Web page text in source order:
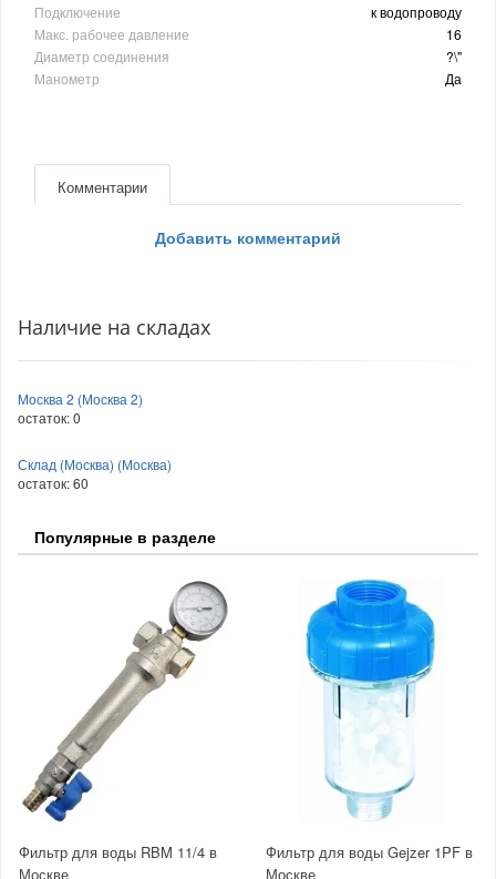
Подключение
к водопроводу
Макс. рабочее давление
16
Диаметр соединения
?\"
Манометр
Да
Комментарии
Добавить комментарий
Наличие на складах
Москва 2 (Москва 2)
остаток:0
Склад (Москва) (Москва)
остаток:60
Популярные в разделе
Фильтр для воды RBM 11/4 в
Москве
Фильтр для воды Gejzer 1PF в
Москве